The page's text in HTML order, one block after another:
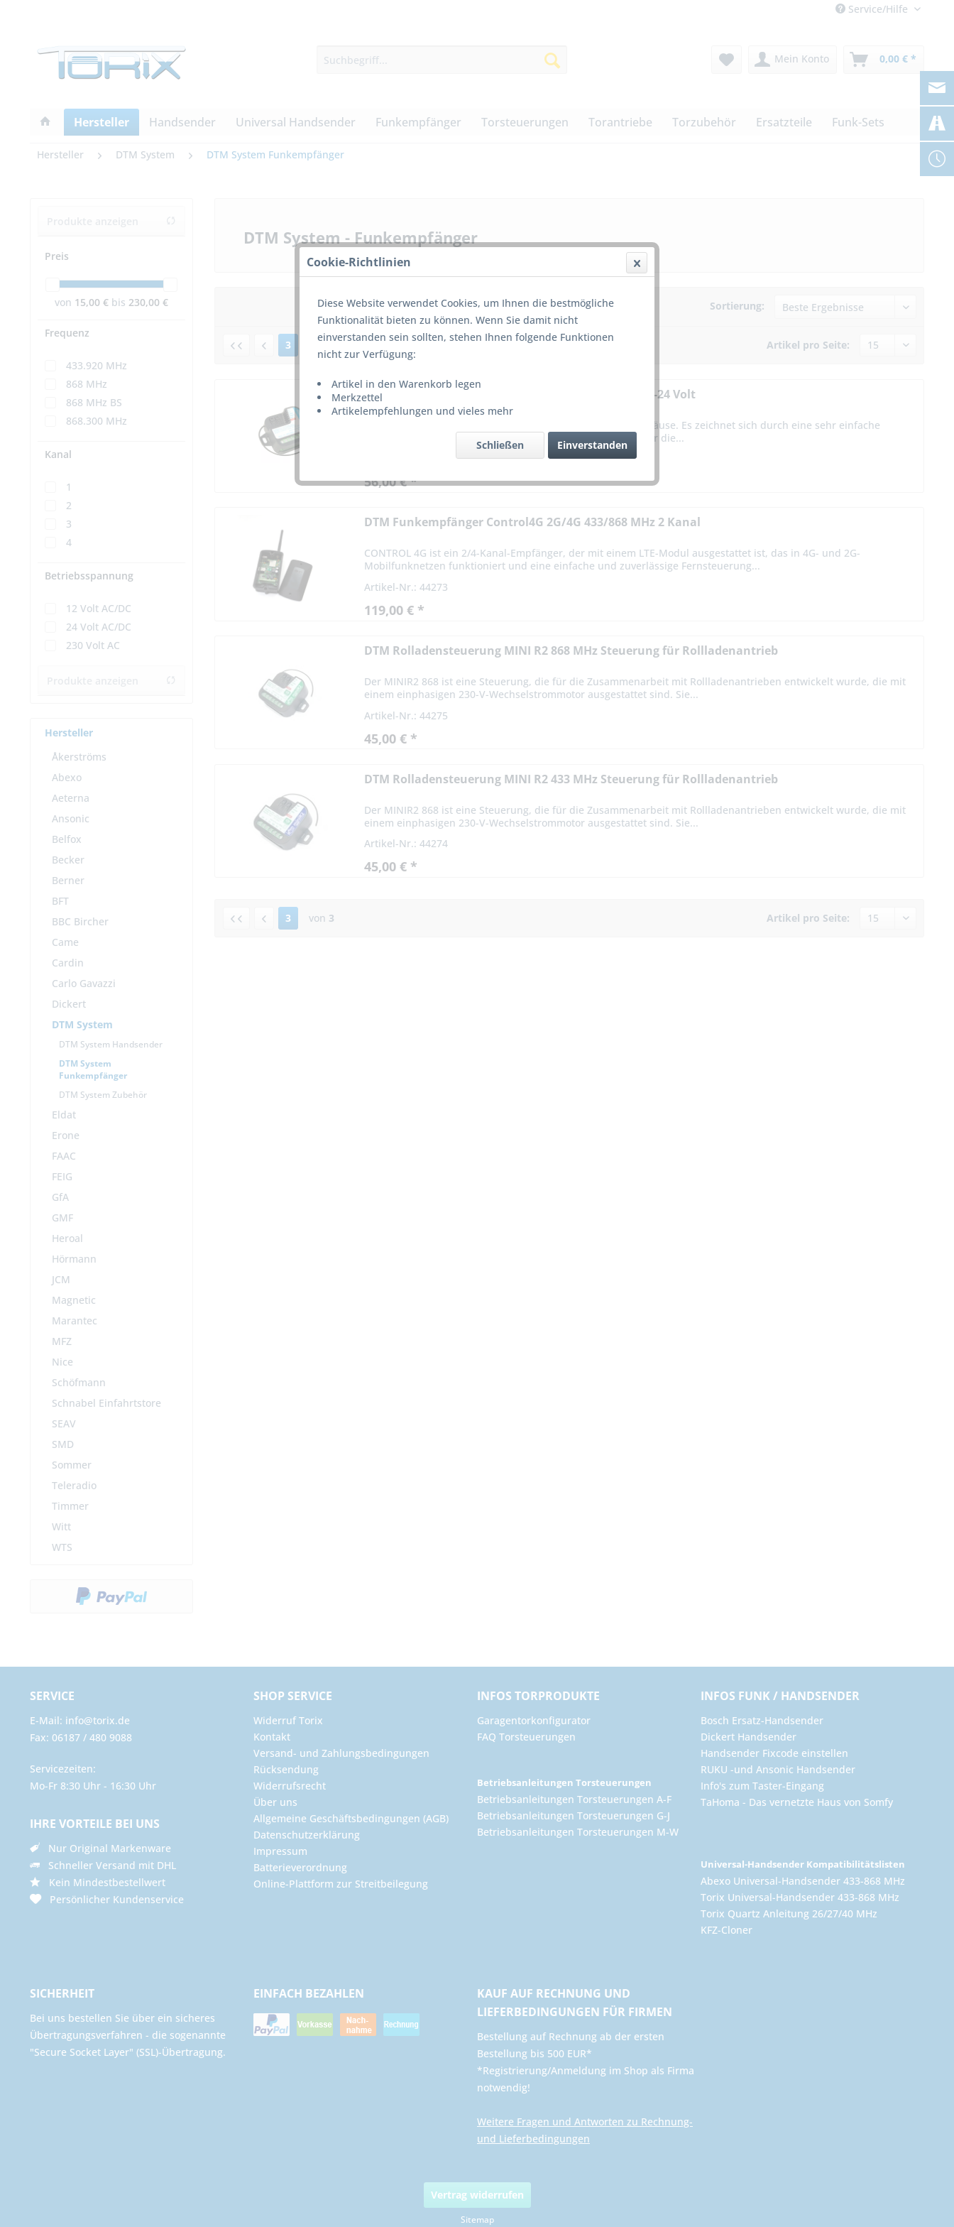
Service/Hilfe
Mein Konto 0,00 € *
Hersteller Handsender Universal Handsender Funkempfänger Torsteuerungen Torantriebe Torzubehör Ersatzteile Funk-Sets
Hersteller DTM System DTM System Funkempfänger
Preis
von 15,00 € bis 230,00 €
Frequenz
433.920 MHz
868 MHz
868 MHz BS
868.300 MHz
Kanal
1
2
3
4
Betriebsspannung
12 Volt AC/DC
24 Volt AC/DC
230 Volt AC
Hersteller
Åkerströms
Abexo
Aeterna
Ansonic
Belfox
Becker
Berner
BFT
BBC Bircher
Came
Cardin
Carlo Gavazzi
Dickert
DTM System
DTM System Handsender
DTM System
Funkempfänger
DTM System Zubehör
Eldat
Erone
FAAC
FEIG
GfA
GMF
Heroal
Hörmann
JCM
Magnetic
Marantec
MFZ
Nice
Schöfmann
Schnabel Einfahrtstore
SEAV
SMD
Sommer
Teleradio
Timmer
Witt
WTS
DTM System - Funkempfänger
Sortierung:
3 von3 Artikel pro Seite:
DTM Funkempfänger Multimini 433 MHz 2 Kanal 12-24 Volt
Mini ist ein Zweikanal-Funkempfänger in einem kleinen Gehäuse. Es zeichnet sich durch eine sehr einfache
Bedienung bei gleichzeitig hoher Funktionalität aus. Es ist für die...
56,00 € *
DTM Funkempfänger Control4G 2G/4G 433/868 MHz 2 Kanal
CONTROL 4G ist ein 2/4-Kanal-Empfänger, der mit einem LTE-Modul ausgestattet ist, das in 4G- und 2G-
Mobilfunknetzen funktioniert und eine einfache und zuverlässige Fernsteuerung...
Artikel-Nr.: 44273
119,00 € *
DTM Rolladensteuerung MINI R2 868 MHz Steuerung für Rollladenantrieb
Der MINIR2 868 ist eine Steuerung, die für die Zusammenarbeit mit Rollladenantrieben entwickelt wurde, die mit
einem einphasigen 230-V-Wechselstrommotor ausgestattet sind. Sie...
Artikel-Nr.: 44275
45,00 € *
DTM Rolladensteuerung MINI R2 433 MHz Steuerung für Rollladenantrieb
Der MINIR2 868 ist eine Steuerung, die für die Zusammenarbeit mit Rollladenantrieben entwickelt wurde, die mit
einem einphasigen 230-V-Wechselstrommotor ausgestattet sind. Sie...
Artikel-Nr.: 44274
45,00 € *
3 von 3 Artikel pro Seite:
SERVICE
E-Mail: info@torix.de
Fax: 06187 / 480 9088
Servicezeiten:
Mo-Fr 8:30 Uhr - 16:30 Uhr
IHRE VORTEILE BEI UNS
Nur Original Markenware
Schneller Versand mit DHL
Kein Mindestbestellwert
Persönlicher Kundenservice
SHOP SERVICE
Widerruf Torix
Kontakt
Versand- und Zahlungsbedingungen
Rücksendung
Widerrufsrecht
Über uns
Allgemeine Geschäftsbedingungen (AGB)
Datenschutzerklärung
Impressum
Batterieverordnung
Online-Plattform zur Streitbeilegung
INFOS TORPRODUKTE
Garagentorkonfigurator
FAQ Torsteuerungen
Betriebsanleitungen Torsteuerungen
Betriebsanleitungen Torsteuerungen A-F
Betriebsanleitungen Torsteuerungen G-J
Betriebsanleitungen Torsteuerungen M-W
INFOS FUNK / HANDSENDER
Bosch Ersatz-Handsender
Dickert Handsender
Handsender Fixcode einstellen
RUKU -und Ansonic Handsender
Info's zum Taster-Eingang
TaHoma - Das vernetzte Haus von Somfy
Universal-Handsender Kompatibilitätslisten
Abexo Universal-Handsender 433-868 MHz
Torix Universal-Handsender 433-868 MHz
Torix Quartz Anleitung 26/27/40 MHz
KFZ-Cloner
SICHERHEIT
Bei uns bestellen Sie über ein sicheres
Übertragungsverfahren - die sogenannte
"Secure Socket Layer" (SSL)-Übertragung.
EINFACH BEZAHLEN
KAUF AUF RECHNUNG UND
LIEFERBEDINGUNGEN FÜR FIRMEN
​Bestellung auf Rechnung ab der ersten
Bestellung bis 500 EUR*
*Registrierung/Anmeldung im Shop als Firma
notwendig!
Weitere Fragen und Antworten zu Rechnung-
und Lieferbedingungen
Vertrag widerrufen
Sitemap
Cookie-Richtlinien
Diese Website verwendet Cookies, um Ihnen die bestmögliche
Funktionalität bieten zu können. Wenn Sie damit nicht
einverstanden sein sollten, stehen Ihnen folgende Funktionen
nicht zur Verfügung:
Artikel in den Warenkorb legen
Merkzettel
Artikelempfehlungen und vieles mehr
Einverstanden
Schließen